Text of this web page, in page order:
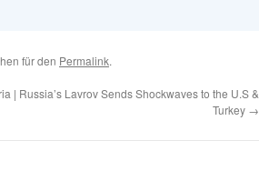
für den Permalink.
| Russia’s Lavrov Sends Shockwaves to the U.S &
Turkey →